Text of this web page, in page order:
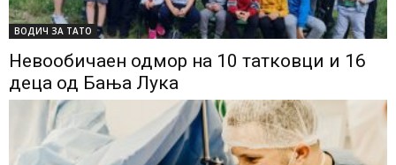
ВОДИЧ ЗА ТАТО
Невообичаен одмор на 10 татковци и 16
деца од Бања Лука